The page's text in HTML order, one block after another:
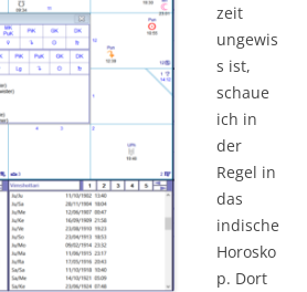
zeit
ungewis
s ist,
schaue
ich in
der
Regel in
das
indische
Horosko
p. Dort